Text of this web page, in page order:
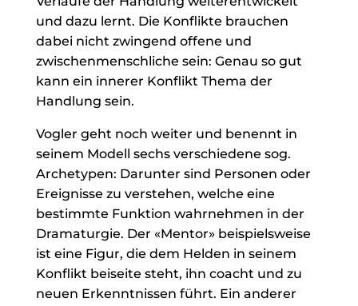
und dazu lernt. Die Konflikte brauchen
dabei nicht zwingend offene und
zwischenmenschliche sein: Genau so gut
kann ein innerer Konflikt Thema der
Handlung sein.
Vogler geht noch weiter und benennt in
seinem Modell sechs verschiedene sog.
Archetypen: Darunter sind Personen oder
Ereignisse zu verstehen, welche eine
bestimmte Funktion wahrnehmen in der
Dramaturgie. Der «Mentor» beispielsweise
ist eine Figur, die dem Helden in seinem
Konflikt beiseite steht, ihn coacht und zu
neuen Erkenntnissen führt. Ein anderer